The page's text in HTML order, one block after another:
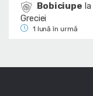
Bobiciupe la
Greciei
1 lună în urmă